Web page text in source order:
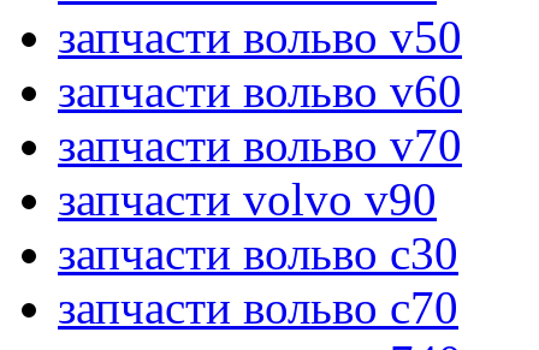
запчасти вольво v50
запчасти вольво v60
запчасти вольво v70
запчасти volvo v90
запчасти вольво c30
запчасти вольво c70